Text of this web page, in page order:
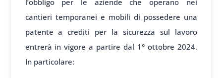
l’obbligo per le aziende che operano nei
cantieri temporanei e mobili di possedere una
patente a crediti per la sicurezza sul lavoro
entrerà in vigore a partire dal 1° ottobre 2024.
In particolare: